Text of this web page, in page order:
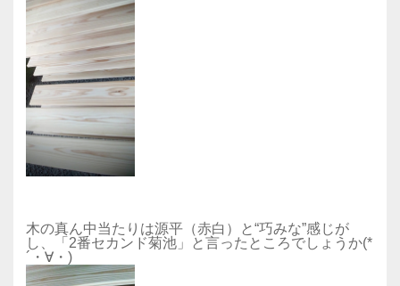
木の真ん中当たりは源平（赤白）と“巧みな”感じが
し、「2番セカンド菊池」と言ったところでしょうか(*
´・∀・)